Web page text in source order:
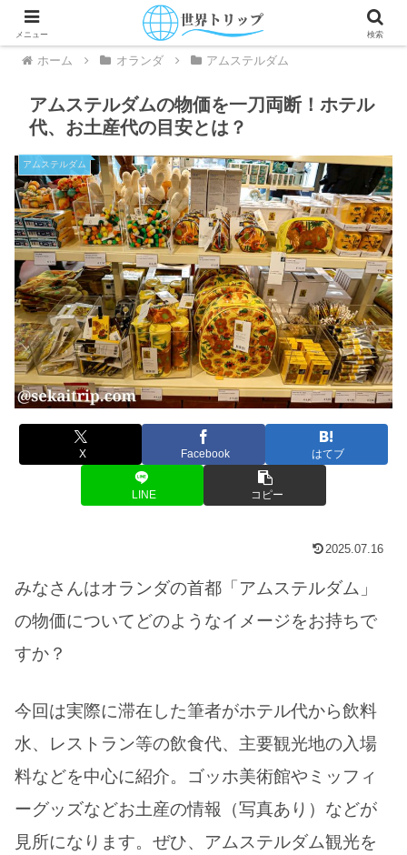
ホーム オランダ アムステルダム
アムステルダムの物価を一刀両断！ホテル
代、お土産代の目安とは？
アムステルダム
X Facebook はてブ
LINE コピー
2025.07.16
みなさんはオランダの首都「アムステルダム」
の物価についてどのようなイメージをお持ちで
すか？
今回は実際に滞在した筆者がホテル代から飲料
水、レストラン等の飲食代、主要観光地の入場
料などを中心に紹介。ゴッホ美術館やミッフィ
ーグッズなどお土産の情報（写真あり）などが
見所になります。ぜひ、アムステルダム観光を
メニュー 検索